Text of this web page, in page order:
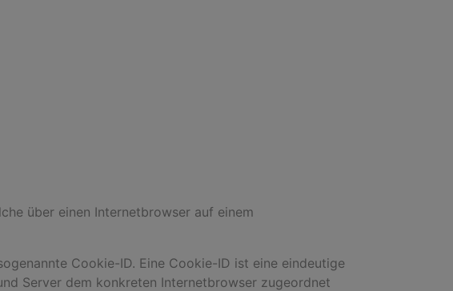
über einen Internetbrowser auf einem
Cookie-ID. Eine Cookie-ID ist eine eindeutige
Server dem konkreten Internetbrowser zugeordnet